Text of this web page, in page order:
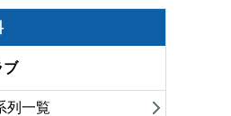
ブ
列一覧